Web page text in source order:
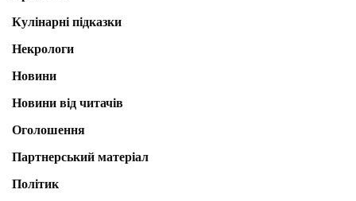
Кулінарні підказки
Некрологи
Новини
Новини від читачів
Оголошення
Партнерський матеріал
Політик